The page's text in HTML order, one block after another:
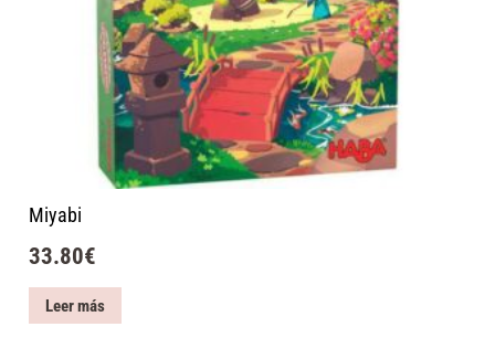
Miyabi
33.80€
Leer más